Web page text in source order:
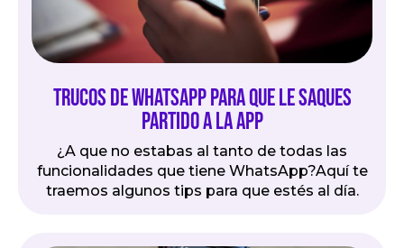
Trucos de WhatsApp para que le saques
partido a la app
¿A que no estabas al tanto de todas las
funcionalidades que tiene WhatsApp?Aquí te
traemos algunos tips para que estés al día.